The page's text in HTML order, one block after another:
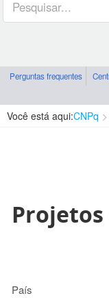
Perguntas frequentes
Você está aqui:CNPq
Projetos
País